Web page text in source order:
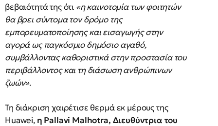
βεβαιότητά της ότι «η καινοτομία των φοιτητών
θα βρει σύντομα τον δρόμο της
εμπορευματοποίησης και εισαγωγής στην
αγορά ως παγκόσμιο δημόσιο αγαθό,
συμβάλλοντας καθοριστικά στην προστασία του
περιβάλλοντος και τη διάσωση ανθρώπινων
ζωών».
Τη διάκριση χαιρέτισε θερμά εκ μέρους της
Huawei, η Pallavi Malhotra, Διευθύντρια του